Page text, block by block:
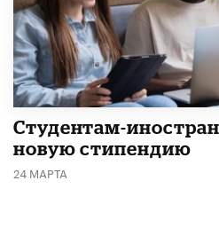
Студентам-
новую стипендию
24 МАРТА